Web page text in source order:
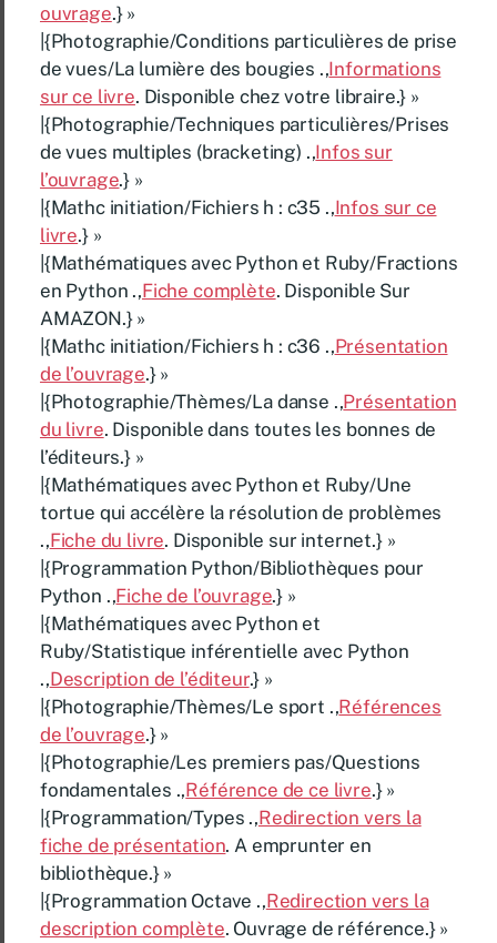
ouvrage.} »
|{Photographie/Conditions particulières de prise
de vues/La lumière des bougies .,Informations
sur ce livre. Disponible chez votre libraire.} »
|{Photographie/Techniques particulières/Prises
de vues multiples (bracketing) .,Infos sur
l’ouvrage.} »
|{Mathc initiation/Fichiers h : c35 .,Infos sur ce
livre.} »
|{Mathématiques avec Python et Ruby/Fractions
en Python .,Fiche complète. Disponible Sur
AMAZON.} »
|{Mathc initiation/Fichiers h : c36 .,Présentation
de l’ouvrage.} »
|{Photographie/Thèmes/La danse .,Présentation
du livre. Disponible dans toutes les bonnes de
l’éditeurs.} »
|{Mathématiques avec Python et Ruby/Une
tortue qui accélère la résolution de problèmes
.,Fiche du livre. Disponible sur internet.} »
|{Programmation Python/Bibliothèques pour
Python .,Fiche de l’ouvrage.} »
|{Mathématiques avec Python et
Ruby/Statistique inférentielle avec Python
.,Description de l’éditeur.} »
|{Photographie/Thèmes/Le sport .,Références
de l’ouvrage.} »
|{Photographie/Les premiers pas/Questions
fondamentales .,Référence de ce livre.} »
|{Programmation/Types .,Redirection vers la
fiche de présentation. A emprunter en
bibliothèque.} »
|{Programmation Octave .,Redirection vers la
description complète. Ouvrage de référence.} »